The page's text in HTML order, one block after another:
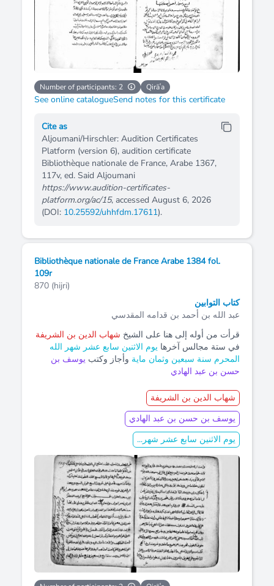
Number of participants: 2 Qirāʿa
See online catalogueSend notes for this certificate
Cite as
Aljoumani/Hirschler: Audition Certificates
Platform (version 6), audition certificate
Bibliothèque nationale de France, Arabe 1367,
117v, ed. Said Aljoumani
https://www.audition-certificates-
platform.org/ac/15, accessed August 6, 2026
(DOI: 10.25592/uhhfdm.17611).
Bibliothèque nationale de France Arabe 1384 fol.
109r
870 (hijri)
كتاب التوابين
عبد الله بن أحمد بن قدامه المقدسي
قرأت من أوله إلى هنا على الشيخ شهاب الدين بن الشريفة
في ستة مجالس آخرها يوم الاثنين سابع عشر شهر الله
المحرم سنة سبعين وثمان ماية وأجاز وكتب يوسف بن
حسن بن عبد الهادي
شهاب الدين بن الشريفة
يوسف بن حسن بن عبد الهادي
يوم الاثنين سابع عشر شهر...